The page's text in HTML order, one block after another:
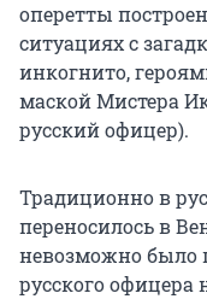
оперетты
ситуациях с
инкогнито,
маской Мистера
русский офицер).
Традиционно в
переносилось в
невозможно было
русского офицера